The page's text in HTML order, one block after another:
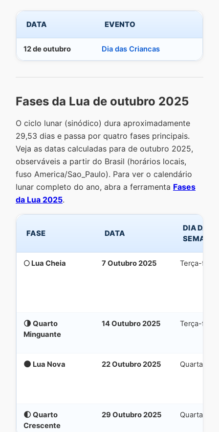
DATA EVENTO
12 de outubro Dia das Criancas
Fases da Lua de outubro 2025
O ciclo lunar (sinódico) dura aproximadamente
29,53 dias e passa por quatro fases principais.
Veja as datas calculadas para de outubro 2025,
observáveis a partir do Brasil (horários locais,
fuso America/Sao_Paulo). Para ver o calendário
lunar completo do ano, abra a ferramenta Fases
da Lua 2025.
FASE DATA
DIA DA
SEMANA
🌕 Lua Cheia 7 Outubro 2025 Terça-feira
🌗 Quarto
Minguante
14 Outubro 2025 Terça-feira
🌑 Lua Nova 22 Outubro 2025 Quarta-
🌓 Quarto
Crescente
29 Outubro 2025 Quarta-